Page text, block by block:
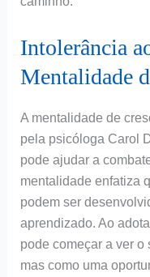
Intolerância
Mentalidade
A mentalidade de
pela psicóloga Carol
pode ajudar a
mentalidade enfatiza
podem ser
aprendizado. Ao
pode começar a ver o
mas como uma